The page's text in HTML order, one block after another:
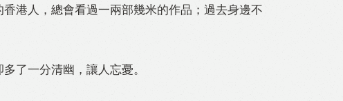
港人，總會看過一兩部幾米的作品；過去身邊不
了一分清幽，讓人忘憂。